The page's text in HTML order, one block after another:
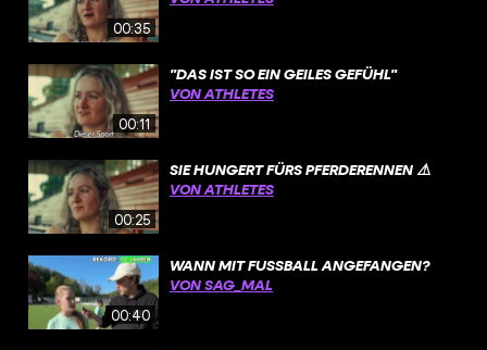
00:35
00:11
"DAS IST SO EIN GEILES GEFÜHL"
VON ATHLETES
00:25
SIE HUNGERT FÜRS PFERDERENNEN ⚠️
VON ATHLETES
00:40
WANN MIT FUSSBALL ANGEFANGEN?
VON SAG_MAL